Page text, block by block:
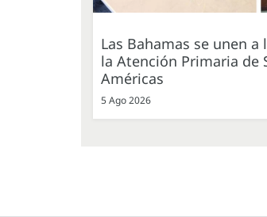
Las Bahamas se unen a
la Atención Primaria de
Américas
5 Ago 2026